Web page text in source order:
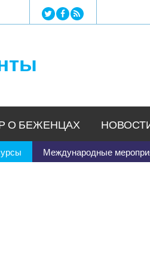
Jump to navigation
Международные
О БЕЖЕНЦАХ